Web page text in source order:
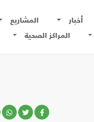
أخبار المشاريع
المراكز الصحية